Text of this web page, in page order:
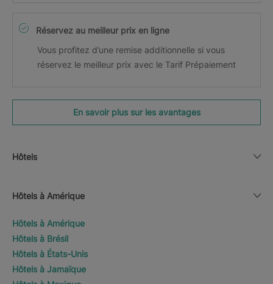
Réservez au meilleur prix en ligne
Vous profitez d’une remise additionnelle si vous
réservez le meilleur prix avec le Tarif Prépaiement
En savoir plus sur les avantages
Hôtels
Hôtels à Amérique
Hôtels à Amérique
Hôtels à Brésil
Hôtels à États-Unis
Hôtels à Jamaïque